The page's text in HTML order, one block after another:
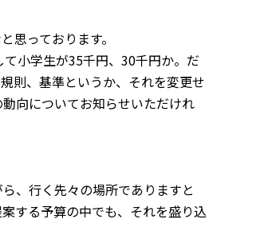
っております。
小学生が35千円、 30千円か。だ
則、基準というか、それを変更せ
向についてお知らせいただけれ
、行く先々の場所でありますと
する予算の中でも、それを盛り込